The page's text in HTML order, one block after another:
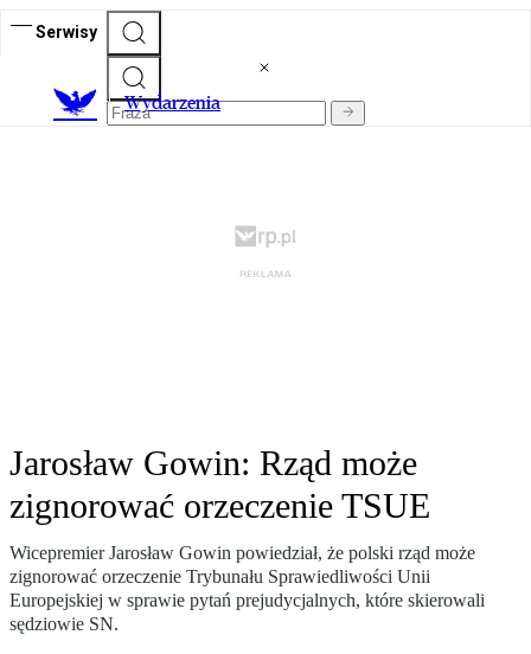
Serwisy
Wydarzenia
Jarosław Gowin: Rząd może
zignorować orzeczenie TSUE
Wicepremier Jarosław Gowin powiedział, że polski rząd może
zignorować orzeczenie Trybunału Sprawiedliwości Unii
Europejskiej w sprawie pytań prejudycjalnych, które skierowali
sędziowie SN.